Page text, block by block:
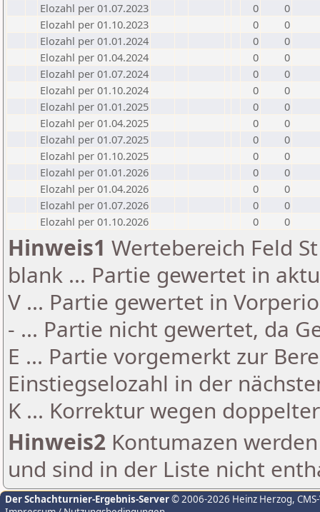
Elozahl per 01.07.2023
0
0
Elozahl per 01.10.2023
0
0
Elozahl per 01.01.2024
0
0
Elozahl per 01.04.2024
0
0
Elozahl per 01.07.2024
0
0
Elozahl per 01.10.2024
0
0
Elozahl per 01.01.2025
0
0
Elozahl per 01.04.2025
0
0
Elozahl per 01.07.2025
0
0
Elozahl per 01.10.2025
0
0
Elozahl per 01.01.2026
0
0
Elozahl per 01.04.2026
0
0
Elozahl per 01.07.2026
0
0
Elozahl per 01.10.2026
0 0
Hinweis1 Wertebereich Feld
blank ... Partie gewertet in
V ... Partie gewertet in
- ... Partie nicht gewertet, da
E ... Partie vorgemerkt zur
Einstiegselozahl in der
K ... Korrektur wegen
Hinweis2 Kontumazen
und sind in der Liste nicht
Der Schachturnier-Ergebnis-Server© 2006-2026 Heinz Herzog,